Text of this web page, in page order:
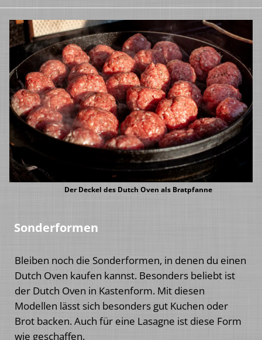
Der Deckel des Dutch Oven als Bratpfanne
Sonderformen
Bleiben noch die Sonderformen, in denen du einen
Dutch Oven kaufen kannst. Besonders beliebt ist
der Dutch Oven in Kastenform. Mit diesen
Modellen lässt sich besonders gut Kuchen oder
Brot backen. Auch für eine Lasagne ist diese Form
wie geschaffen.